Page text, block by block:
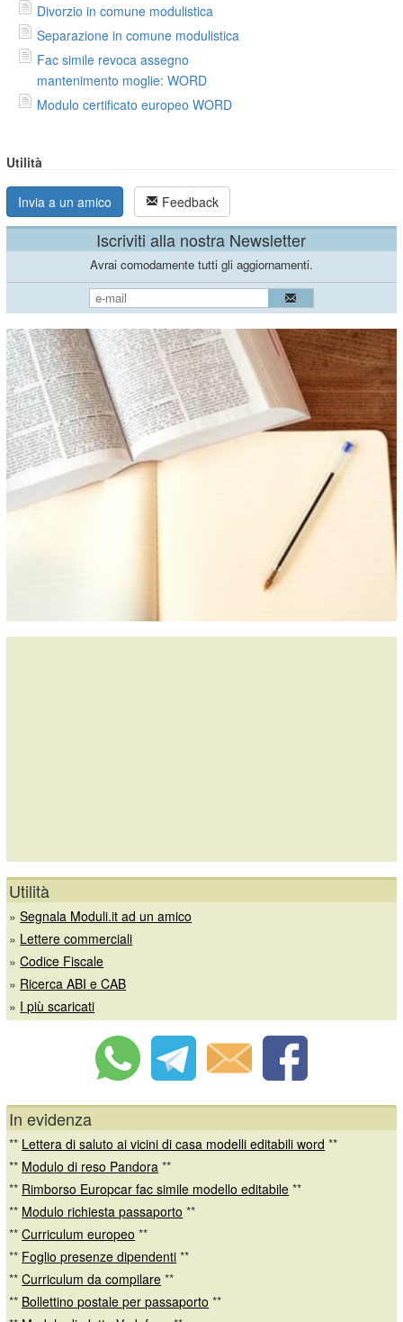
Divorzio in comune modulistica
Separazione in comune modulistica
Fac simile revoca assegno
mantenimento moglie: WORD
Modulo certificato europeo WORD
Utilità
Invia a un amico Feedback
Iscriviti alla nostra Newsletter
Avrai comodamente tutti gli aggiornamenti.
Utilità
»Segnala Moduli.it ad un amico
» Lettere commerciali
»Codice Fiscale
» Ricerca ABI e CAB
» I più scaricati
In evidenza
** Lettera di saluto ai vicini di casa modelli editabili word **
** Modulo di reso Pandora **
** Rimborso Europcar fac simile modello editabile **
** Modulo richiesta passaporto **
**Curriculum europeo **
** Foglio presenze dipendenti **
**Curriculum da compilare **
** Bollettino postale per passaporto **